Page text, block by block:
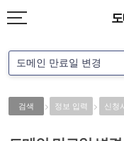
검색 정보 입력 신청